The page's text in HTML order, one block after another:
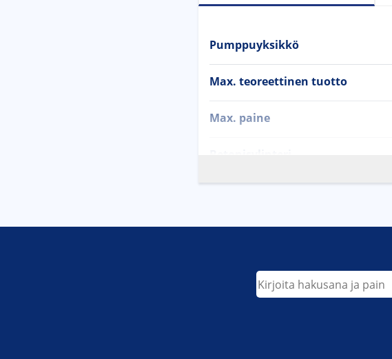
Pumppuyksikkö
Max. teoreettinen tuotto
Max. paine
Pystysuora ulottuvuus
Min. avauskorkeus